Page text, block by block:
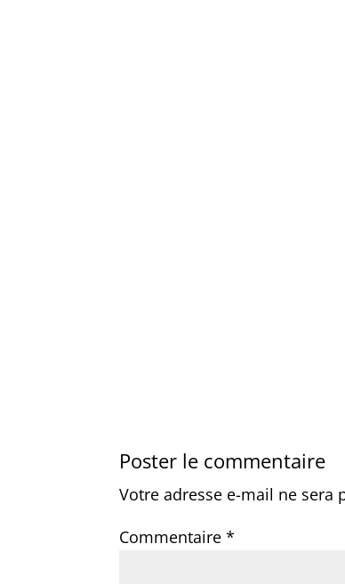
Poster le commentaire
Votre adresse e-mail ne sera
Commentaire*